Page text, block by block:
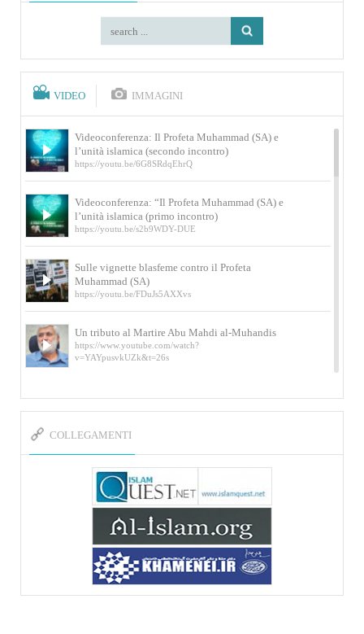
VIDEO IMMAGINI
Videoconferenza: Il Profeta Muhammad (SA) e
l’unità islamica (secondo incontro)
https://youtu.be/6G8SRdqEhrQ
Videoconferenza: “Il Profeta Muhammad (SA) e
l’unità islamica (primo incontro)
https://youtu.be/s2b9WDY-DUE
Sulle vignette blasfeme contro il Profeta
Muhammad (SA)
https://youtu.be/FDuJs5AXXvs
Un tributo al Martire Abu Mahdi al-Muhandis
https://www.youtube.com/watch?
v=YAYpusvkUZk&t=26s
L’Abluzione rituale (wudu) secondo l’Imam Alì
e l’Imam Khomeini
della figlia di un martire
https://www.youtube.com/watch?
v=-5nPSxbf9l0&t=103s
Sheykh Abbas Di Palma sui martiri Qassem
Soleimani e Abu Mahdi Al-Muhandis
https://youtu.be/Y6SIP2PIht4 Video del discorso tenuto
dallo Sheykh Abbas Di Palma in ...
COLLEGAMENTI